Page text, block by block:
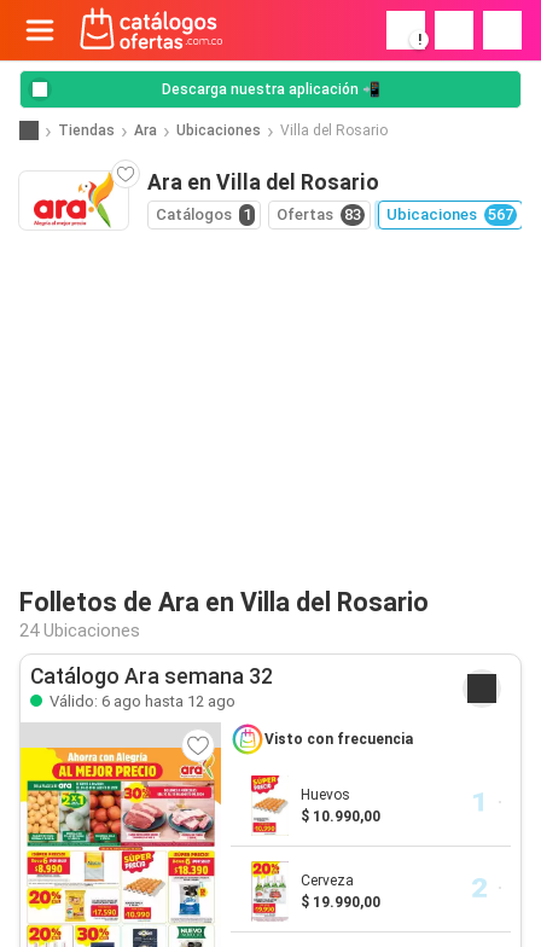
!
Descarga nuestra aplicación 📲
Tiendas Ara Ubicaciones Villa del Rosario
Ara en Villa del Rosario
Catálogos 1 Ofertas 83 Ubicaciones 567
Folletos de Ara en Villa del Rosario
24 Ubicaciones
Catálogo Ara semana 32
Válido: 6 ago hasta 12 ago
Visto con frecuencia
Huevos
$ 10.990,00
Cerveza
$ 19.990,00